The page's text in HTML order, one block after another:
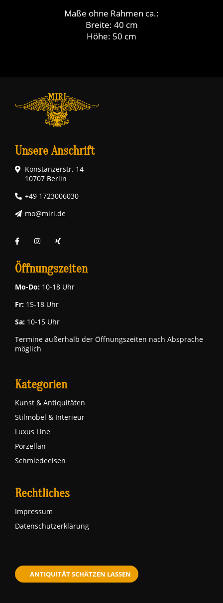
Maße ohne Rahmen ca.:
Breite: 40 cm
Höhe: 50 cm
Unsere Anschrift
Konstanzerstr. 14
10707 Berlin
+49 1723006030
mo@miri.de
Öffnungszeiten
Mo-Do: 10-18 Uhr
Fr: 15-18 Uhr
Sa: 10-15 Uhr
Termine außerhalb der Öffnungszeiten nach Absprache
möglich
Kategorien
Kunst & Antiquitäten
Stilmöbel & Interieur
Luxus Line
Porzellan
Schmiedeeisen
Rechtliches
Impressum
Datenschutzerklärung
ANTIQUITÄT SCHÄTZEN LASSEN